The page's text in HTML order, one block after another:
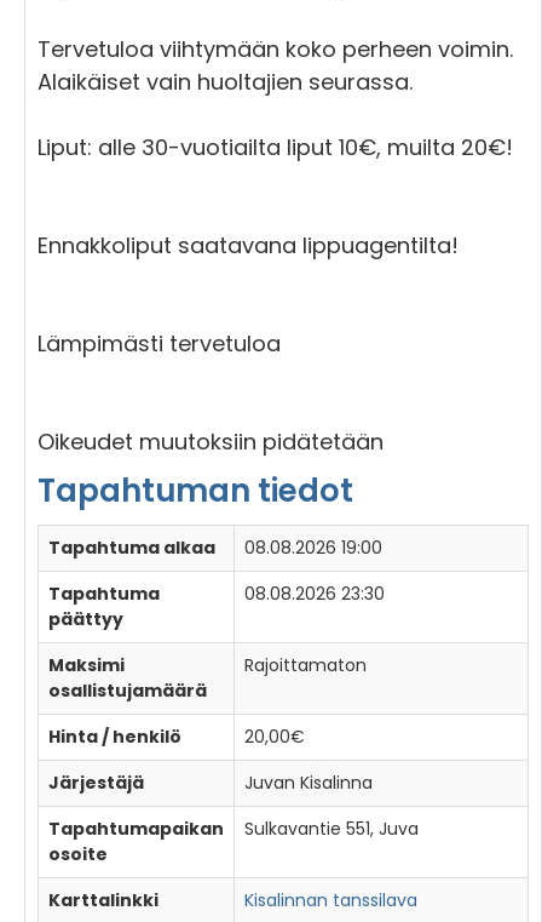
Tervetuloa viihtymään koko perheen voimin.
Alaikäiset vain huoltajien seurassa.
Liput: alle 30-vuotiailta liput 10€, muilta 20€!
Ennakkoliput saatavana lippuagentilta!
Lämpimästi tervetuloa
Oikeudet muutoksiin pidätetään
Tapahtuman tiedot
Tapahtuma alkaa
08.08.2026 19:00
Tapahtuma
päättyy
08.08.2026 23:30
Maksimi
osallistujamäärä
Rajoittamaton
Hinta / henkilö
20,00€
Järjestäjä
Juvan Kisalinna
Tapahtumapaikan
osoite
Sulkavantie 551, Juva
Karttalinkki Kisalinnan tanssilava